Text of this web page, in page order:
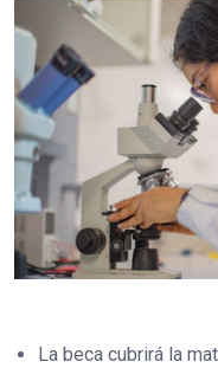
La beca cubrirá la